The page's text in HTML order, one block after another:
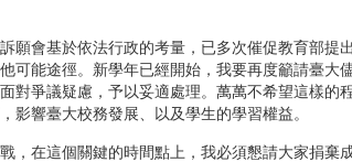
願會基於依法行政的考量，已多次催促教育部提
可能途徑。新學年已經開始，我要再度籲請臺大
對爭議疑慮，予以妥適處理。萬萬不希望這樣的
影響臺大校務發展、以及學生的學習權益。
，在這個關鍵的時間點上，我必須懇請大家捐棄